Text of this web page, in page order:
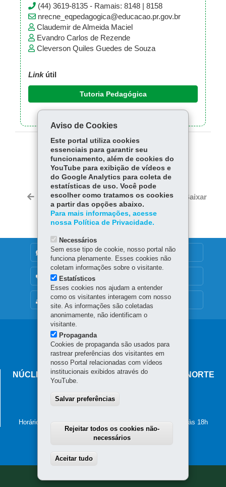
(44) 3619-8135 - Ramais: 8148 | 8158
nrecne_eqpedagogica@educacao.pr.gov.br
Claudemir de Almeida Maciel
Evandro Carlos de Rezende
Cleverson Quiles Guedes de Souza
Linkútil
Tutoria Pedagógica
COMPARTILHE:
Fa
ce
bo
ok
Tw
itt
er
W
ha
ts
p
Voltar Início Imprimir Baixar
MAPA DO SITE
DENUNCIE CORRUPÇÃO
OUVIDORIA
Navegação
principal
NÚCLEO REGIONAL DE EDUCAÇÃO DE CIANORTE
87.201-100-Cianorte
Horário de atendimento: de segunda a sexta-feira, das 8h às 18h
Aviso de Cookies
Este portal utiliza cookies
essenciais para garantir seu
funcionamento, além de cookies do
YouTube para exibição de vídeos e
do Google Analytics para coleta de
estatísticas de uso. Você pode
escolher como tratamos os cookies
a partir das opções abaixo.
Para mais informações, acesse
nossa Política de Privacidade.
Necessários
Sem esse tipo de cookie, nosso portal não
funciona plenamente. Esses cookies não
coletam informações sobre o visitante.
Estatísticos
Esses cookies nos ajudam a entender
como os visitantes interagem com nosso
site. As informações são coletadas
anonimamente, não identificam o
visitante.
Propaganda
Cookies de propaganda são usados para
rastrear preferências dos visitantes em
nosso Portal relacionadas com vídeos
institucionais exibidos através do
YouTube.
Salvar preferências
Rejeitar todos os cookies não-
necessários
Aceitar tudo